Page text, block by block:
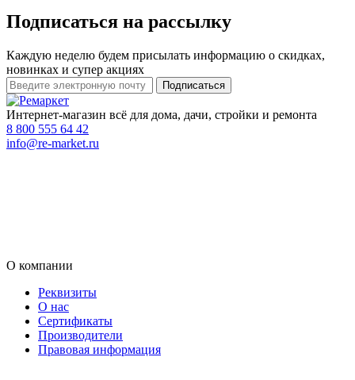
Подписаться на рассылку
Каждую неделю будем присылать информацию о скидках,
новинках и супер акциях
Интернет-магазин всё для дома, дачи, стройки и ремонта
8 800 555 64 42
info@re-market.ru
О компании
Реквизиты
О нас
Сертификаты
Производители
Правовая информация